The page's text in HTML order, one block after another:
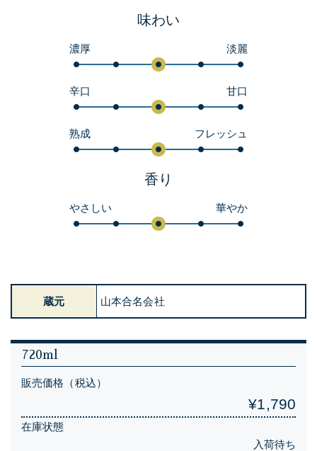
味わい
濃厚 淡麗
辛口 甘口
熟成 フレッシュ
香り
やさしい 華やか
蔵元 山本合名会社
720ml
販売価格（税込）
¥1,790
在庫状態
入荷待ち